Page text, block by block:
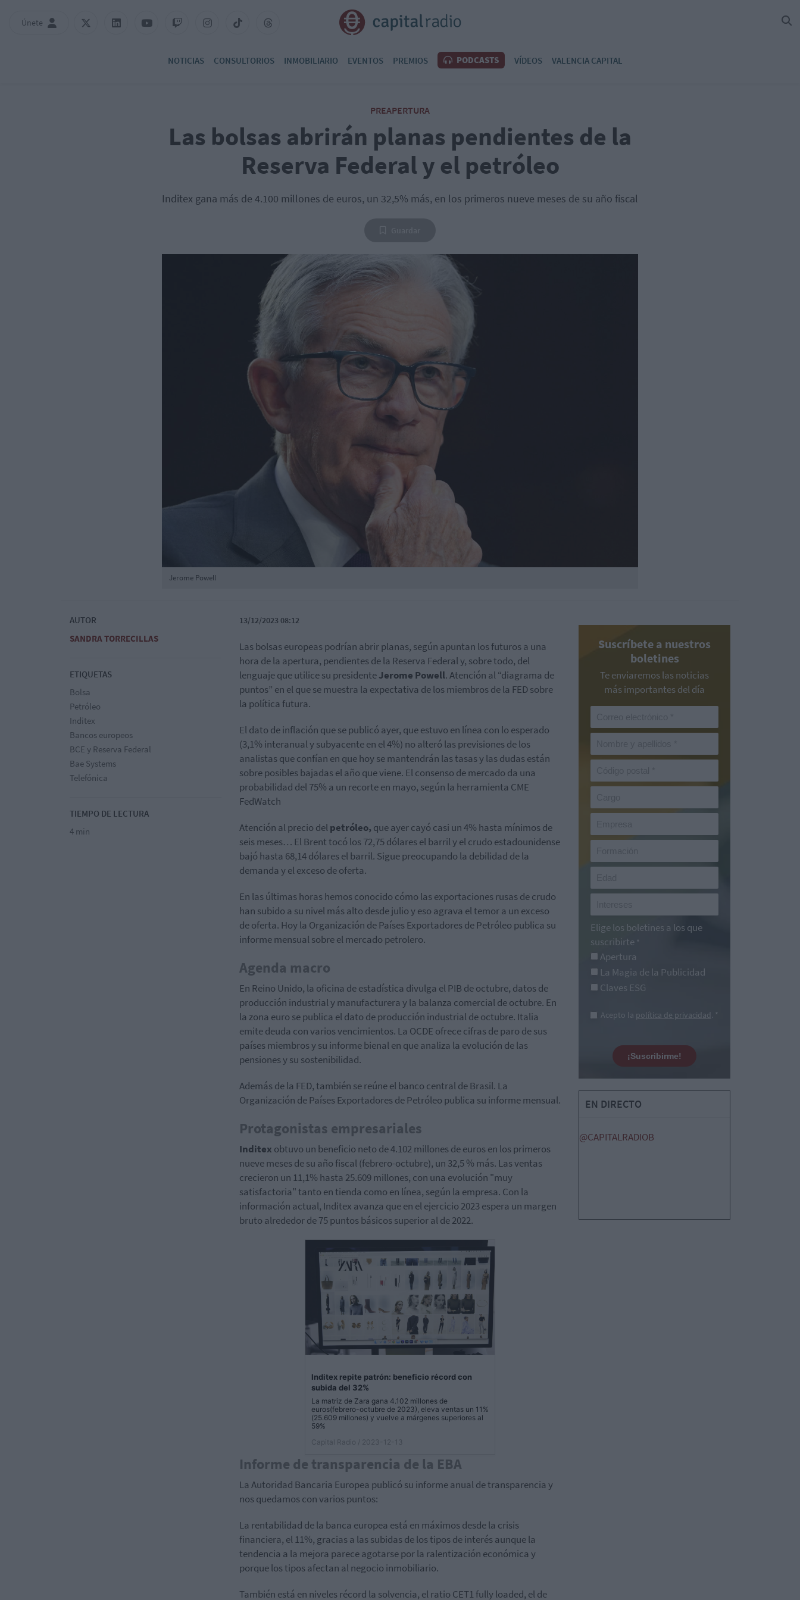
Únete
NOTICIAS CONSULTORIOS INMOBILIARIO EVENTOS PREMIOS PODCASTS VÍDEOS VALENCIA CAPITAL
PREAPERTURA
Las bolsas abrirán planas pendientes de la
Reserva Federal y el petróleo
Inditex gana más de 4.100 millones de euros, un 32,5% más, en los primeros nueve meses de su año fiscal
Jerome Powell
AUTOR
SANDRA TORRECILLAS
ETIQUETAS
Bolsa
Petróleo
Inditex
Bancos europeos
BCE y Reserva Federal
Bae Systems
Telefónica
TIEMPO DE LECTURA
4 min
13/12/2023 08:12
Las bolsas europeas podrían abrir planas, según apuntan los futuros a una
hora de la apertura, pendientes de la Reserva Federal y, sobre todo, del
lenguaje que utilice su presidenteJerome Powell. Atención al “diagrama de
puntos” en el que se muestra la expectativa de los miembros de la FED sobre
la política futura.
El dato de inflación que se publicó ayer, que estuvo en línea con lo esperado
(3,1% interanual y subyacente en el 4%) no alteró las previsiones de los
analistas que confían en que hoy se mantendrán las tasas y las dudas están
sobre posibles bajadas el año que viene. El consenso de mercado da una
probabilidad del 75% a un recorte en mayo, según la herramienta CME
FedWatch
Atención al precio delpetróleo, que ayer cayó casi un 4% hasta mínimos de
seis meses… El Brent tocó los 72,75 dólares el barril y el crudo estadounidense
bajó hasta 68,14 dólares el barril. Sigue preocupando la debilidad de la
demanda y el exceso de oferta.
En las últimas horas hemos conocido cómo las exportaciones rusas de crudo
han subido a su nivel más alto desde julio y eso agrava el temor a un exceso
de oferta. Hoy la Organización de Países Exportadores de Petróleo publica su
informe mensual sobre el mercado petrolero.
Agenda macro
En Reino Unido, la oficina de estadística divulga el PIB de octubre, datos de
producción industrial y manufacturera y la balanza comercial de octubre. En
la zona euro se publica el dato de producción industrial de octubre. Italia
emite deuda con varios vencimientos. La OCDE ofrece cifras de paro de sus
países miembros y su informe bienal en que analiza la evolución de las
pensiones y su sostenibilidad.
Además de la FED, también se reúne el banco central de Brasil. La
Organización de Países Exportadores de Petróleo publica su informe mensual.
Protagonistas empresariales
Inditex obtuvo un beneficio neto de 4.102 millones de euros en los primeros
nueve meses de su año fiscal (febrero-octubre), un 32,5 % más. Las ventas
crecieron un 11,1% hasta 25.609 millones, con una evolución "muy
satisfactoria" tanto en tienda como en línea, según la empresa. Con la
información actual, Inditex avanza que en el ejercicio 2023 espera un margen
bruto alrededor de 75 puntos básicos superior al de 2022.
Inditex repite patrón: beneficio récord con
subida del 32%
La matriz de Zara gana 4.102 millones de
euros(febrero-octubre de 2023), eleva ventas un 11%
(25.609 millones) y vuelve a márgenes superiores al
59%
Capital Radio
/ 2023-12-13
Informe de transparencia de la EBA
La Autoridad Bancaria Europea publicó su informe anual de transparencia y
nos quedamos con varios puntos:
La rentabilidad de la banca europea está en máximos desde la crisis
financiera, el 11%, gracias a las subidas de los tipos de interés aunque la
tendencia a la mejora parece agotarse por la ralentización económica y
porque los tipos afectan al negocio inmobiliario.
También está en niveles récord la solvencia, el ratio CET1 fully loaded, el de
Suscríbete a nuestros
boletines
Te enviaremos las noticias
más importantes del día
Elige los boletines a los que
suscribirte *
Apertura
La Magia de la Publicidad
Claves ESG
Acepto la política de privacidad. *
¡Suscribirme!
EN DIRECTO
@CAPITALRADIOB